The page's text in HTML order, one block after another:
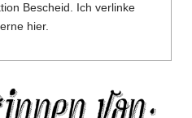
Bescheid. Ich verlinke
hier.